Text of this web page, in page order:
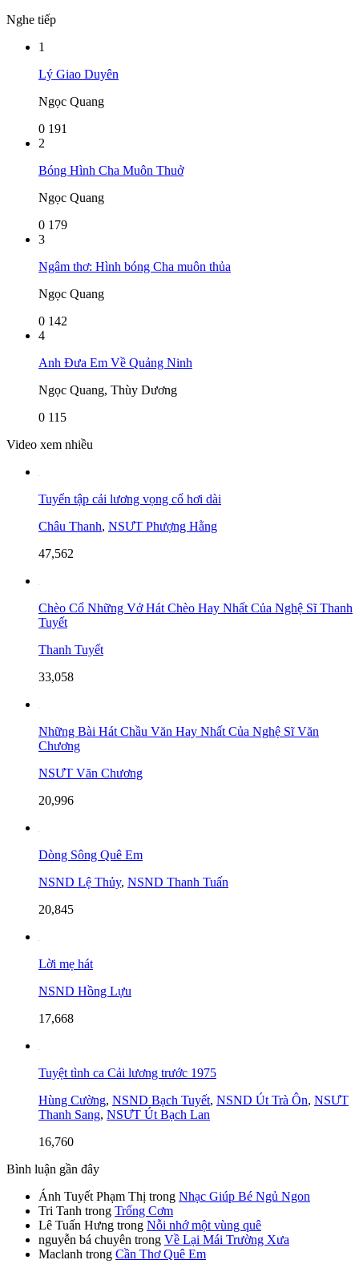
Nghe tiếp
1
Lý Giao Duyên
Ngọc Quang
0 191
2
Bóng Hình Cha Muôn Thuở
Ngọc Quang
0 179
3
Ngâm thơ: Hình bóng Cha muôn thủa
Ngọc Quang
0 142
4
Anh Đưa Em Về Quảng Ninh
Ngọc Quang, Thùy Dương
0 115
Video xem nhiều
Tuyển tập cải lương vọng cổ hơi dài
Châu Thanh, NSƯT Phượng Hằng
47,562
Chèo Cổ Những Vở Hát Chèo Hay Nhất Của Nghệ Sĩ Thanh
Tuyết
Thanh Tuyết
33,058
Những Bài Hát Chầu Văn Hay Nhất Của Nghệ Sĩ Văn
Chương
NSƯT Văn Chương
20,996
Dòng Sông Quê Em
NSND Lệ Thủy, NSND Thanh Tuấn
20,845
Lời mẹ hát
NSND Hồng Lựu
17,668
Tuyệt tình ca Cải lương trước 1975
Hùng Cường, NSND Bạch Tuyết, NSND Út Trà Ôn, NSƯT
Thanh Sang, NSƯT Út Bạch Lan
16,760
Bình luận gần đây
Ánh Tuyết Phạm Thị trong Nhạc Giúp Bé Ngủ Ngon
Tri Tanh trong Trống Cơm
Lê Tuấn Hưng trong Nỗi nhớ một vùng quê
nguyễn bá chuyên trong Về Lại Mái Trường Xưa
Maclanh trong Cần Thơ Quê Em